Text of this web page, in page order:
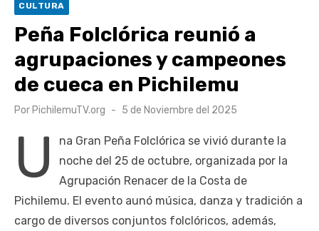
Valparaíso vuelve a posicionarse como la ciudad con la
conexión a internet más rápida del mundo
CULTURA
Peña Folclórica reunió a
agrupaciones y campeones
de cueca en Pichilemu
Por PichilemuTV.org
Publicado
5 de Noviembre del 2025
U
na Gran Peña Folclórica se vivió durante la
noche del 25 de octubre, organizada por la
Agrupación Renacer de la Costa de
Pichilemu. El evento aunó música, danza y tradición a
cargo de diversos conjuntos folclóricos, además,